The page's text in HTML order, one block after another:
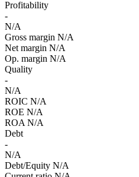
Profitability
-
N/A
Gross margin N/A
Net margin N/A
Op. margin N/A
Quality
-
N/A
ROIC N/A
ROE N/A
ROA N/A
Debt
-
N/A
Debt/Equity N/A